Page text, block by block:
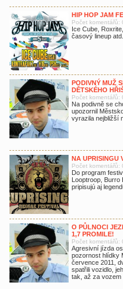
HIP HOP JAM
Počet komentářů:
Ice Cube,
časový lineup
PODIVNÝ MUŽ
DĚTSKÉHO
Počet komentářů:
Na podivně se
upozornil
vyrazila nejbližší
NA UPRISINGU
Počet komentářů:
Do program
Looptroop, Burro
pripisujú aj
O PŮLNOCI
1,7 PROMILE!
Počet komentářů:
Agresivní jízda
pozornost hlídky
července 2011,
spatřili vozidlo,
tak, až za vozem